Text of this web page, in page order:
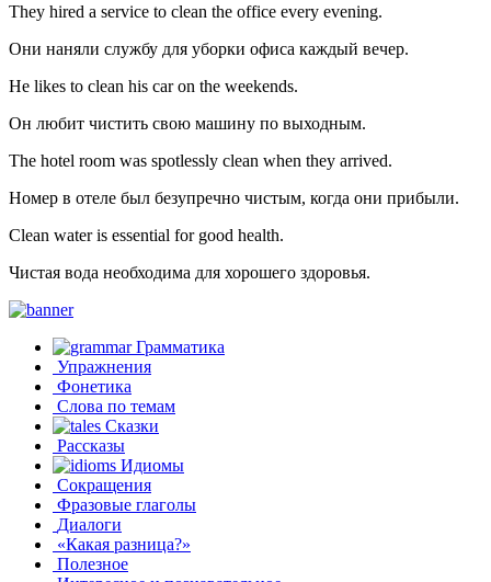
They hired a service to clean the office every evening.
Они наняли службу для уборки офиса каждый вечер.
He likes to clean his car on the weekends.
Он любит чистить свою машину по выходным.
The hotel room was spotlessly clean when they arrived.
Номер в отеле был безупречно чистым, когда они прибыли.
Clean water is essential for good health.
Чистая вода необходима для хорошего здоровья.
Грамматика
Упражнения
Фонетика
Слова по темам
Сказки
Рассказы
Идиомы
Сокращения
Фразовые глаголы
Диалоги
«Какая разница?»
Полезное